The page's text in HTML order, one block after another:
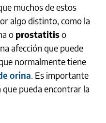
muchos de estos
algo distinto, como la
o prostatitiso
afección que puede
normalmente tiene
orina. Es importante
pueda encontrar la